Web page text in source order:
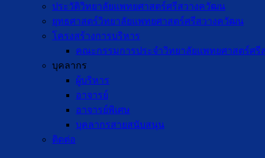
ประวัติวิทยาลัยแพทยศาสตร์ศรีสวางควัฒน
ยุทธศาสตร์วิทยาลัยแพทยศาสตร์ศรีสวางควัฒน
โครงสร้างการบริหาร
คณะกรรมการประจำวิทยาลัยแพทยศาสตร์ศรี
บุคลากร
ผู้บริหาร
อาจารย์
อาจารย์พิเศษ
บุคลากรสายสนับสนุน
ติดต่อ